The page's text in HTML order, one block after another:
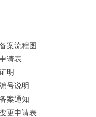
案流程图
请表
明
号说明
案通知
更申请表